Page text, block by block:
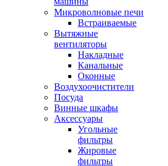
Микроволновые печи
Встраиваемые
Вытяжные
вентиляторы
Накладные
Канальные
Оконные
Воздухоочистители
Посуда
Винные шкафы
Аксессуары
Угольные
фильтры
Жировые
фильтры